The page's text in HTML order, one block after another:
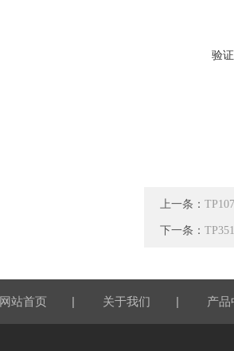
验
上一条：
下一条：
网站首页 | 关于我们 | 产品